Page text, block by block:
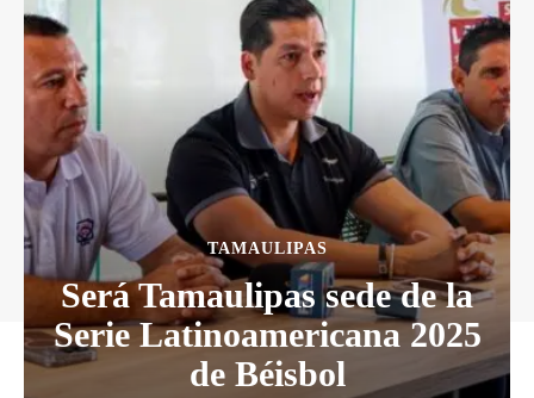
TAMAULIPAS
Será Tamaulipas sede de la
Serie Latinoamericana 2025
de Béisbol